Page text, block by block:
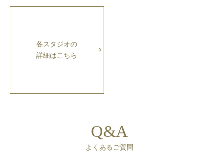
各スタジオの
詳細はこちら
Q&A
よくあるご質問